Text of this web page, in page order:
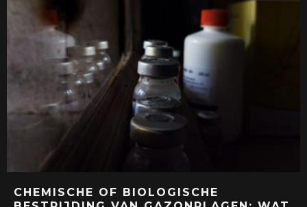
CHEMISCHE OF BIOLOGISCHE